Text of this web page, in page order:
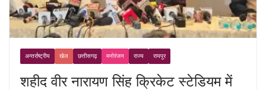
अन्तर्राष्ट्रीय खेल छत्तीसगढ़ मनोरंजन राज्य रायपुर
शहीद वीर नारायण सिंह क्रिकेट स्टेडियम में